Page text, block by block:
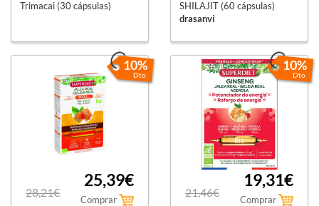
Trimacai (30 cápsulas)
SHILAJIT (60 cápsulas)
drasanvi
10%
Dto.
28,21€
25,39€
Comprar
10%
Dto.
21,46€
19,31€
Comprar